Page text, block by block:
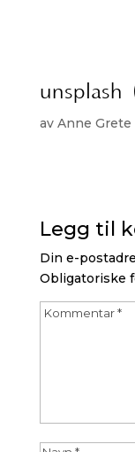
unsplash
av Anne Grete
Legg til
Din e-
Obligatoriske